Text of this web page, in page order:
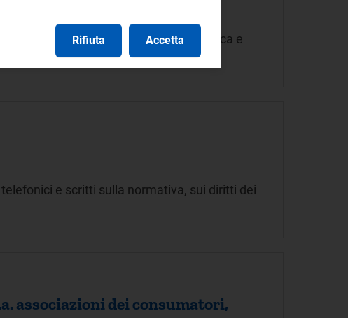
dei clienti finali di energia elettrica e
e scritti sulla normativa, sui diritti dei
associazioni dei consumatori,
Rifiuta Accetta